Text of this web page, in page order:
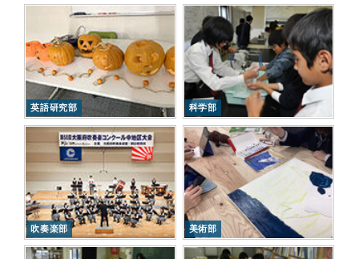
英語研究部 科学部
吹奏楽部 美術部